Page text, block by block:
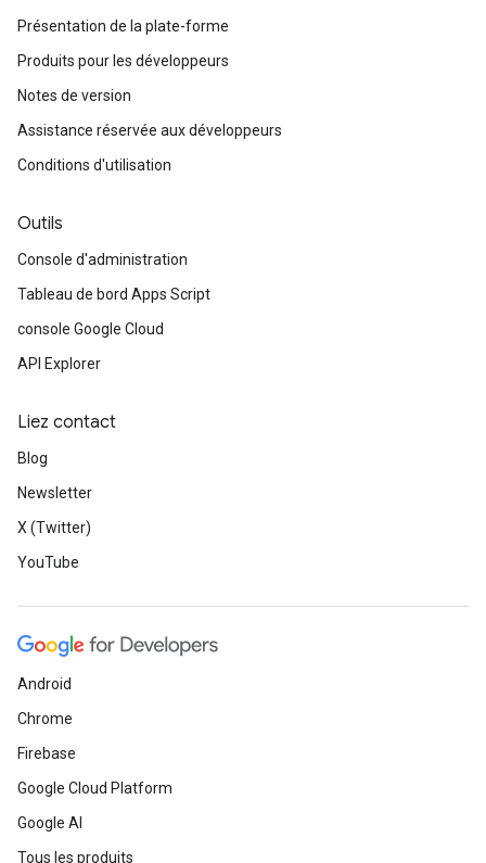
Présentation de la plate-forme
Produits pour les développeurs
Notes de version
Assistance réservée aux développeurs
Conditions d'utilisation
Outils
Console d'administration
Tableau de bord Apps Script
console Google Cloud
API Explorer
Liez contact
Blog
Newsletter
X (Twitter)
YouTube
Android
Chrome
Firebase
Google Cloud Platform
Google AI
Tous les produits